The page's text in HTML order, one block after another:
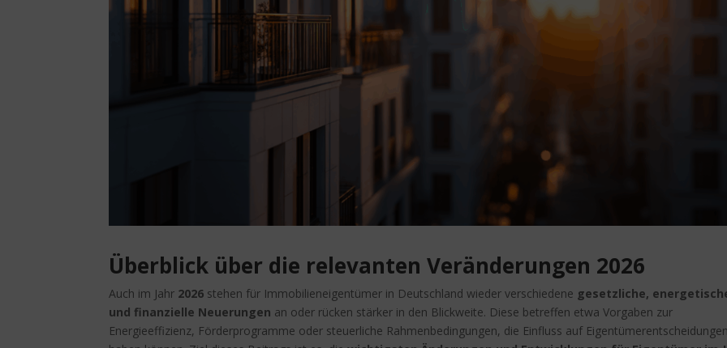
Überblick über die relevanten Veränderungen 2026
Auch im Jahr 2026 stehen für Immobilieneigentümer in Deutschland wieder verschiedene gesetzliche,
und finanzielle Neuerungen an oder rücken stärker in den Blickweite. Diese betreffen etwa Vorgaben zur
Energieeffizienz, Förderprogramme oder steuerliche Rahmenbedingungen, die Einfluss auf Eigentümerentscheidungen